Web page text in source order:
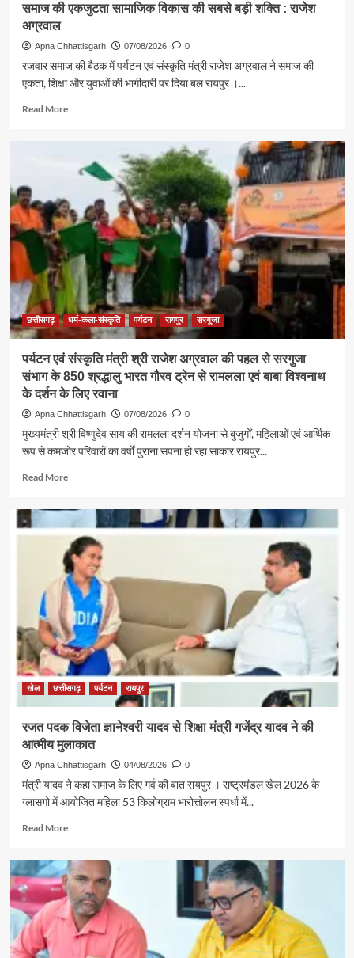
समाज की एकजुटता सामाजिक विकास की सबसे बड़ी शक्ति : राजेश
अग्रवाल
Apna Chhattisgarh 07/08/2026 0
रजवार समाज की बैठक में पर्यटन एवं संस्कृति मंत्री राजेश अग्रवाल ने समाज की
एकता, शिक्षा और युवाओं की भागीदारी पर दिया बल रायपुर ।...
Read MoreRead
एकजुटता
सामाजिक
विकास
की
बड़ी
शक्ति
राजेश
अग्रवाल
छत्तीसगढ़ धर्म-कला-संस्कृति पर्यटन रायपुर सरगुजा
पर्यटन एवं संस्कृति मंत्री श्री राजेश अग्रवाल की पहल से सरगुजा
संभाग के 850 श्रद्धालु भारत गौरव ट्रेन से रामलला एवं बाबा विश्वनाथ
के दर्शन के लिए रवाना
Apna Chhattisgarh 07/08/2026 0
मुख्यमंत्री श्री विष्णुदेव साय की रामलला दर्शन योजना से बुजुर्गों, महिलाओं एवं आर्थिक
रूप से कमजोर परिवारों का वर्षों पुराना सपना हो रहा साकार रायपुर...
Read MoreRead
पर्यटन
एवं
संस्कृति
मंत्री
श्री
राजेश
अग्रवाल
की
पहल
से
सरगुजा
संभाग
श्रद्धालु
भारत
गौरव
से
रामलला
के
दर्शन
के
लिए
रवाना
खेल छत्तीसगढ़ पर्यटन रायपुर
रजत पदक विजेता ज्ञानेश्वरी यादव से शिक्षा मंत्री गजेंद्र यादव ने की
आत्मीय मुलाकात
Apna Chhattisgarh 04/08/2026 0
मंत्री यादव ने कहा समाज के लिए गर्व की बात रायपुर । राष्ट्रमंडल खेल 2026 के
ग्लासगो में आयोजित महिला 53 किलोग्राम भारोत्तोलन स्पर्धा में...
Read MoreRead
रजत
पदक
विजेता
ज्ञानेश्वरी
यादव